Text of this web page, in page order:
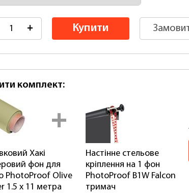
+ Купити
комплект:
Хакі
фон для
PhotoProof Olive
1.5 x 11 метра
Настінне стельове
кріплення на 1 фон
PhotoProof B1W Falcon
тримач